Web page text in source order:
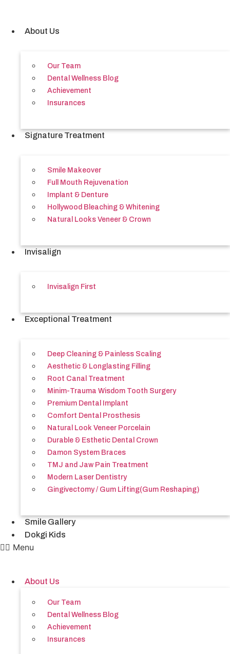
contentAbout Us
Our Team
Dental Wellness Blog
Achievement
Insurances
Signature Treatment
Smile Makeover
Full Mouth Rejuvenation
Implant & Denture
Hollywood Bleaching & Whitening
Natural Looks Veneer & Crown
Invisalign
Invisalign First
Exceptional Treatment
Deep Cleaning & Painless Scaling
Aesthetic & Longlasting Filling
Root Canal Treatment
Minim-Trauma Wisdom Tooth Surgery
Premium Dental Implant
Comfort Dental Prosthesis
Natural Look Veneer Porcelain
Durable & Esthetic Dental Crown
Damon System Braces
TMJ and Jaw Pain Treatment
Modern Laser Dentistry
Gingivectomy / Gum Lifting(Gum Reshaping)
Smile Gallery
Dokgi Kids
Menu
About Us
Our Team
Dental Wellness Blog
Achievement
Insurances